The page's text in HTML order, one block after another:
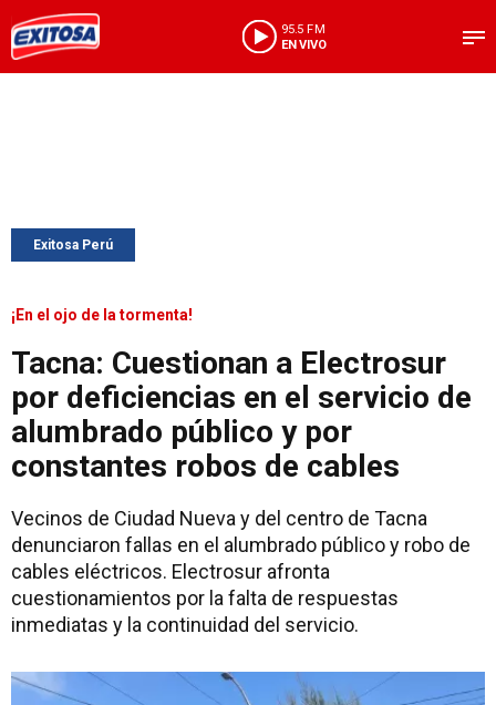
95.5 FM
EN VIVO
Exitosa Perú
¡En el ojo de la tormenta!
Tacna: Cuestionan a Electrosur
por deficiencias en el servicio de
alumbrado público y por
constantes robos de cables
Vecinos de Ciudad Nueva y del centro de Tacna
denunciaron fallas en el alumbrado público y robo de
cables eléctricos. Electrosur afronta
cuestionamientos por la falta de respuestas
inmediatas y la continuidad del servicio.